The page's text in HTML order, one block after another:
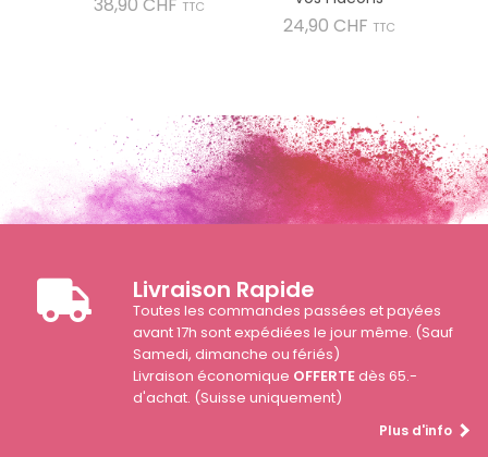
TTC
24,90 CHF Prix
TTC
Livraison Rapide
Toutes les commandes passées et payées
avant 17h sont expédiées le jour même. (Sauf
Samedi, dimanche ou fériés)
Livraison économique OFFERTEdès 65.-
d'achat. (Suisse uniquement)
Plus d'info